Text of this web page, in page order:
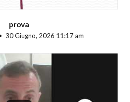
prova
30 Giugno, 2026 11:17 am